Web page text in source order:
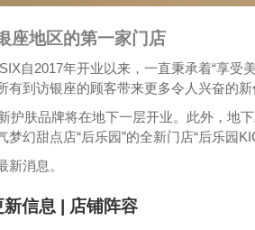
座地区的第一家门店
自2017年开业以来，一直秉承着“享受
到访银座的顾客带来更多令人兴奋的新
护肤品牌将在地下一层开业。此外，地
幻甜点店“后乐园”的全新门店“后乐园
消息。
信息 | 店铺阵容